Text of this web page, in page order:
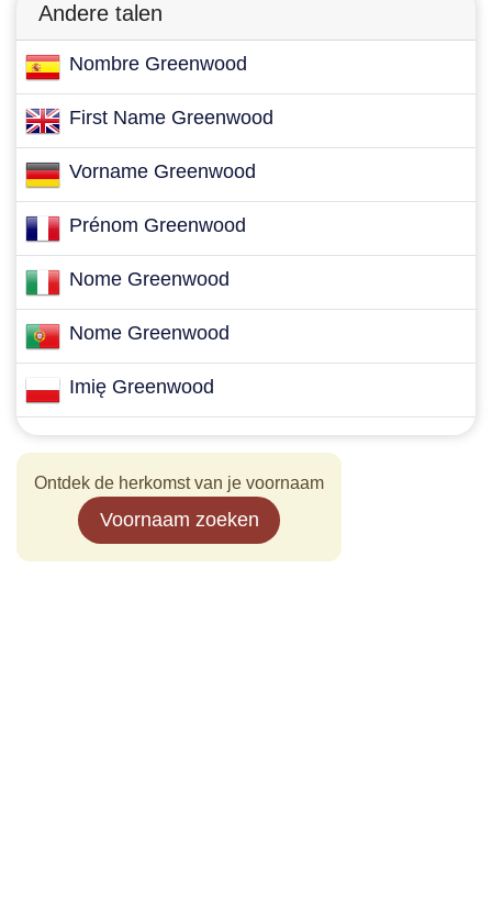
Andere talen
Nombre Greenwood
First Name Greenwood
Vorname Greenwood
Prénom Greenwood
Nome Greenwood
Nome Greenwood
Imię Greenwood
Ontdek de herkomst van je voornaam
Voornaam zoeken